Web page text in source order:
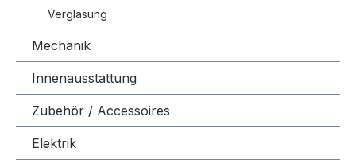
Verglasung
Mechanik
Innenausstattung
Zubehör / Accessoires
Elektrik